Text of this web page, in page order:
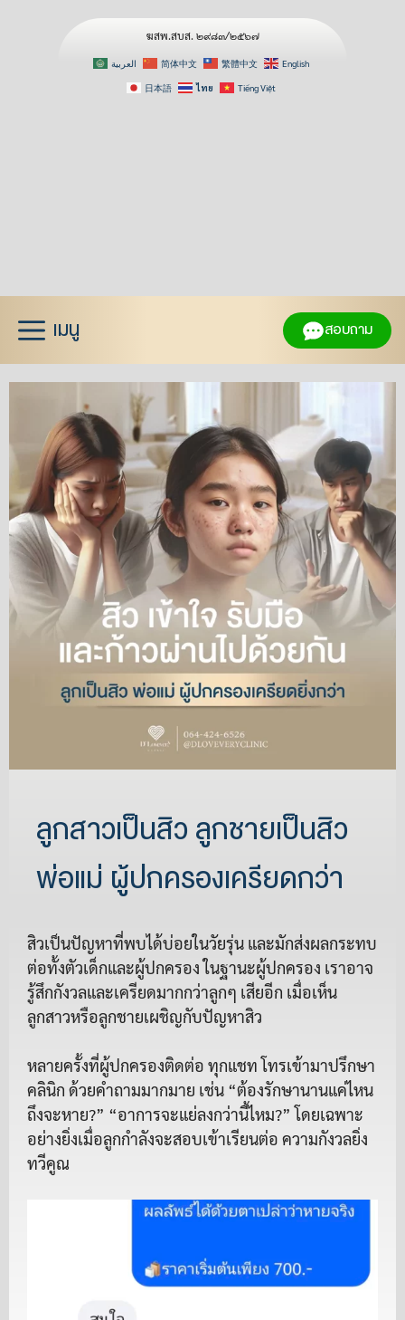
ฆสพ.สบส. ๒๙๘๓/๒๕๖๗
العربية 简体中文 繁體中文 English
日本語 ไทย Tiếng Việt
เมนู สอบถาม
ลูกสาวเป็นสิว ลูกชายเป็นสิว
พ่อแม่ ผู้ปกครองเครียดกว่า
สิวเป็นปัญหาที่พบได้บ่อยในวัยรุ่น และมักส่งผลกระทบ
ต่อทั้งตัวเด็กและผู้ปกครอง ในฐานะผู้ปกครอง เราอาจ
รู้สึกกังวลและเครียดมากกว่าลูกๆ เสียอีก เมื่อเห็น
ลูกสาวหรือลูกชายเผชิญกับปัญหาสิว
หลายครั้งที่ผู้ปกครองติดต่อ ทุกแชท โทรเข้ามาปรึกษา
คลินิก ด้วยคำถามมากมาย เช่น “ต้องรักษานานแค่ไหน
ถึงจะหาย?” “อาการจะแย่ลงกว่านี้ไหม?” โดยเฉพาะ
อย่างยิ่งเมื่อลูกกำลังจะสอบเข้าเรียนต่อ ความกังวลยิ่ง
ทวีคูณ